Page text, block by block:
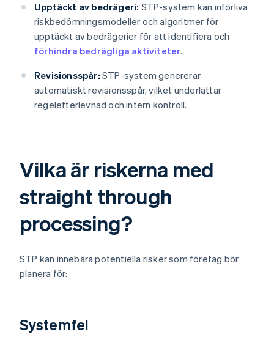
Upptäckt av bedrägeri: STP-system kan införliva
riskbedömningsmodeller och algoritmer för
upptäckt av bedrägerier för att identifiera och
förhindra bedrägliga aktiviteter.
Revisionsspår: STP-system genererar
automatiskt revisionsspår, vilket underlättar
regelefterlevnad och intern kontroll.
Vilka är riskerna med
straight through
processing?
STP kan innebära potentiella risker som företag bör
planera för:
Systemfel